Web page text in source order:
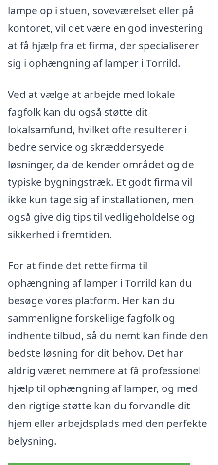
lampe op i stuen, soveværelset eller på
kontoret, vil det være en god investering
at få hjælp fra et firma, der specialiserer
sig i ophængning af lamper i Torrild.
Ved at vælge at arbejde med lokale
fagfolk kan du også støtte dit
lokalsamfund, hvilket ofte resulterer i
bedre service og skræddersyede
løsninger, da de kender området og de
typiske bygningstræk. Et godt firma vil
ikke kun tage sig af installationen, men
også give dig tips til vedligeholdelse og
sikkerhed i fremtiden.
For at finde det rette firma til
ophængning af lamper i Torrild kan du
besøge vores platform. Her kan du
sammenligne forskellige fagfolk og
indhente tilbud, så du nemt kan finde den
bedste løsning for dit behov. Det har
aldrig været nemmere at få professionel
hjælp til ophængning af lamper, og med
den rigtige støtte kan du forvandle dit
hjem eller arbejdsplads med den perfekte
belysning.